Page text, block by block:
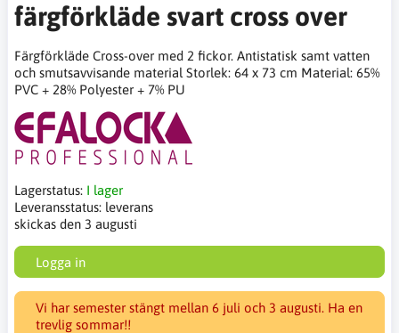
färgförkläde svart cross over
Färgförkläde Cross-over med 2 fickor. Antistatisk samt vatten
och smutsavvisande material Storlek: 64 x 73 cm Material: 65%
PVC + 28% Polyester + 7% PU
Lagerstatus: I lager
Leveransstatus: leverans
skickas den 3 augusti
Logga in
Vi har semester stängt mellan 6 juli och 3 augusti. Ha en
trevlig sommar!!